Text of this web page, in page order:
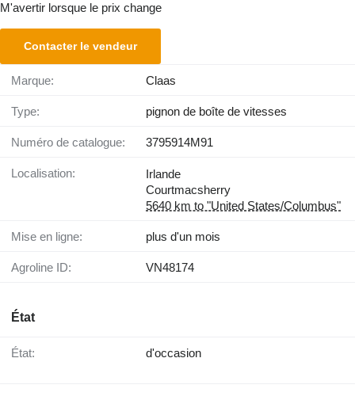
M'avertir lorsque le prix change
Contacter le vendeur
Marque: Claas
Type: pignon de boîte de vitesses
Numéro de catalogue: 3795914M91
Localisation:
Irlande
Courtmacsherry
5640 km to "United States/Columbus"
Mise en ligne: plus d'un mois
Agroline ID: VN48174
État
État: d'occasion